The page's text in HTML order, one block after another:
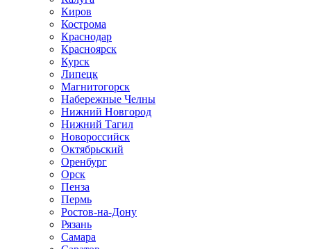
Киров
Кострома
Краснодар
Красноярск
Курск
Липецк
Магнитогорск
Набережные Челны
Нижний Новгород
Нижний Тагил
Новороссийск
Октябрьский
Оренбург
Орск
Пенза
Пермь
Ростов-на-Дону
Рязань
Самара